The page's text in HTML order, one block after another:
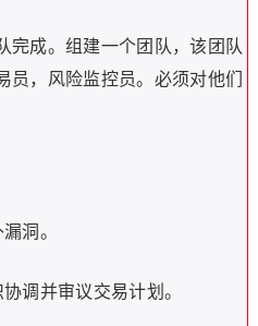
完成。组建一个团队，该团队
员，风险监控员。必须对他们
洞。
调并审议交易计划。